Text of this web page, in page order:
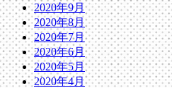
2020年9月
2020年8月
2020年7月
2020年6月
2020年5月
2020年4月